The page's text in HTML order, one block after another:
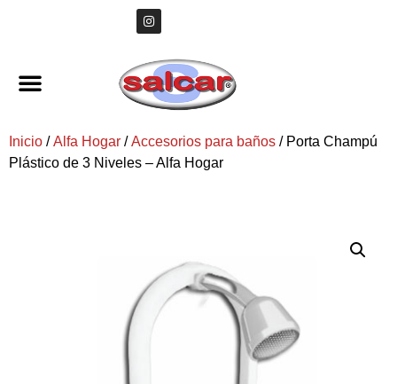
Inicio /Alfa Hogar /Accesorios para baños / Porta Champú
Plástico de 3 Niveles – Alfa Hogar